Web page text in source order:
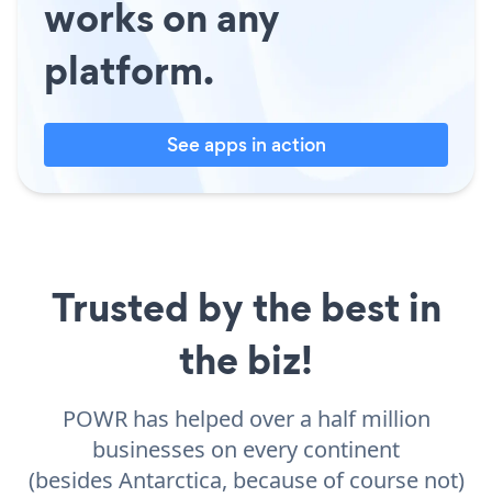
works on any
platform.
See apps in action
Trusted by the best in
the biz!
POWR has helped over a half million
businesses on every continent
(besides Antarctica, because of course not)